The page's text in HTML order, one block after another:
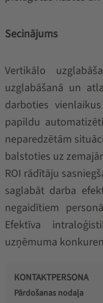
Secinājums
Vertikālo
uzglabāšanā un
darboties
papildu
neparedzētām
balstoties uz
ROI rādītāju
saglabāt darba
negaidītiem
Efektīva
uzņēmuma
KONTAKTPERSONA
Pārdošanas nodaļa